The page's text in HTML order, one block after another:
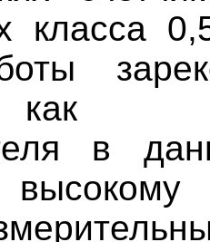
класса
в
высокому